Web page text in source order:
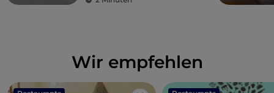
Wir empfehlen